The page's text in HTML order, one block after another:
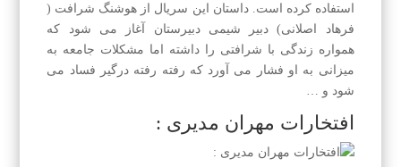
استفاده کرده است. داستان این سریال از هوشنگ شرافت (
فرهاد اصلانی) دبیر شیمی دبیرستان آغاز می شود که
همواره زندگی با شرافتی را داشته اما مشکلات جامعه به
میزانی به او فشار می آورد که رفته رفته درگیر فساد می
شود و …
افتخارات مهران مدیری :